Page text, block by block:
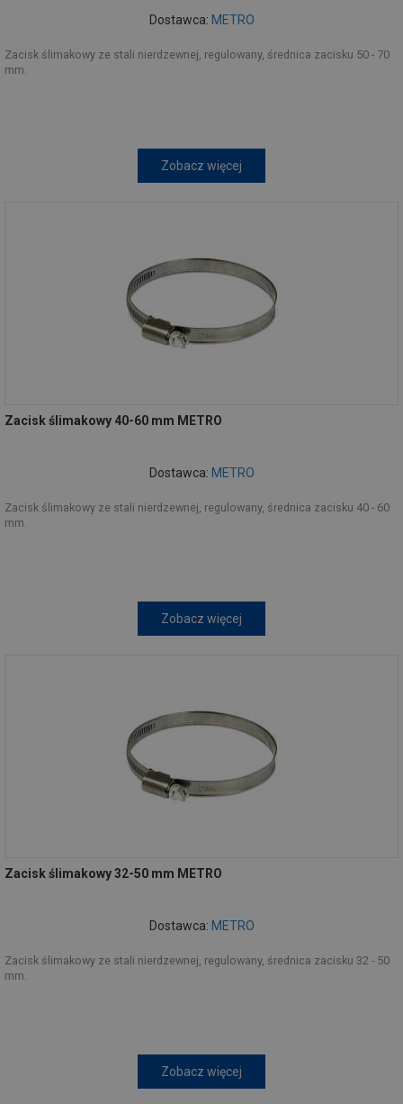
Dostawca: METRO
Zacisk ślimakowy ze stali nierdzewnej, regulowany, średnica zacisku 50 - 70
mm.
Zobacz więcej
Zacisk ślimakowy 40-60 mm METRO
Dostawca: METRO
Zacisk ślimakowy ze stali nierdzewnej, regulowany, średnica zacisku 40 - 60
mm.
Zobacz więcej
Zacisk ślimakowy 32-50 mm METRO
Dostawca: METRO
Zacisk ślimakowy ze stali nierdzewnej, regulowany, średnica zacisku 32 - 50
mm.
Zobacz więcej